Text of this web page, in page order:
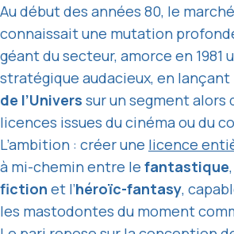
Au début des années 80, le
connaissait une mutation
géant du secteur, amorce en 1981
stratégique audacieux, en lançant
de l’Univers sur un segment alors
licences issues du cinéma ou du
L’ambition : créer une licence
à mi-chemin entre le fantastique
fiction et l’héroïc-fantasy,
les mastodontes du moment